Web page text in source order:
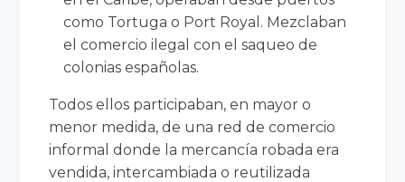
como Tortuga o Port Royal. Mezclaban
el comercio ilegal con el saqueo de
colonias españolas.
Todos ellos participaban, en mayor o
menor medida, de una red de comercio
informal donde la mercancía robada era
vendida, intercambiada o reutilizada